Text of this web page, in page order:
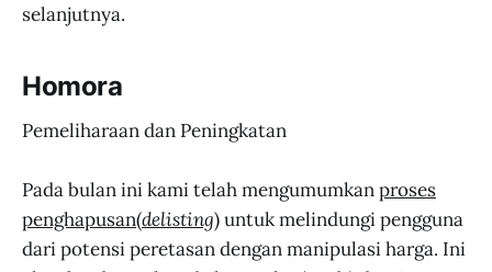
selanjutnya.
Homora
Pemeliharaan dan Peningkatan
Pada bulan ini kami telah mengumumkanproses
penghapusan(delisting) untuk melindungi pengguna
dari potensi peretasan dengan manipulasi harga. Ini